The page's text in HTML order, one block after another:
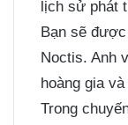
lịch sử phát
Bạn sẽ
Noctis. Anh
hoàng gia
Trong